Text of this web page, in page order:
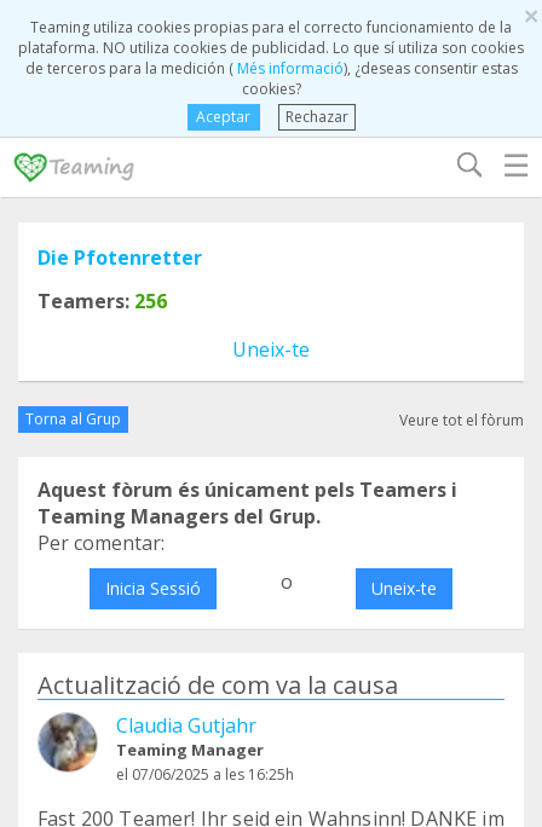
×
Teaming utiliza cookies propias para el correcto funcionamiento de la
plataforma. NO utiliza cookies de publicidad. Lo que sí utiliza son cookies
de terceros para la medición (Més informació), ¿deseas consentir estas
cookies?
Aceptar
Rechazar
☰
Die Pfotenretter
Teamers: 256
Uneix-te
Torna al Grup Veure tot el fòrum
Aquest fòrum és únicament pels Teamers i
Teaming Managers del Grup.
Per comentar:
Inicia Sessió o Uneix-te
Actualització de com va la causa
Claudia Gutjahr
Teaming Manager
el 07/06/2025 a les 16:25h
Fast 200 Teamer! Ihr seid ein Wahnsinn! DANKE im